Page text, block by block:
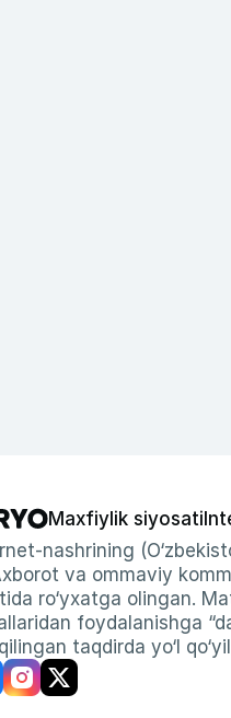
Maxfiylik siyosati
nashrining
va ommaviy
ro‘yxatga olingan.
foydalanishga
taqdirda yo‘l